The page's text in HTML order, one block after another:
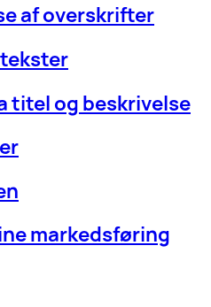
af overskrifter
tekster
titel og beskrivelse
markedsføring